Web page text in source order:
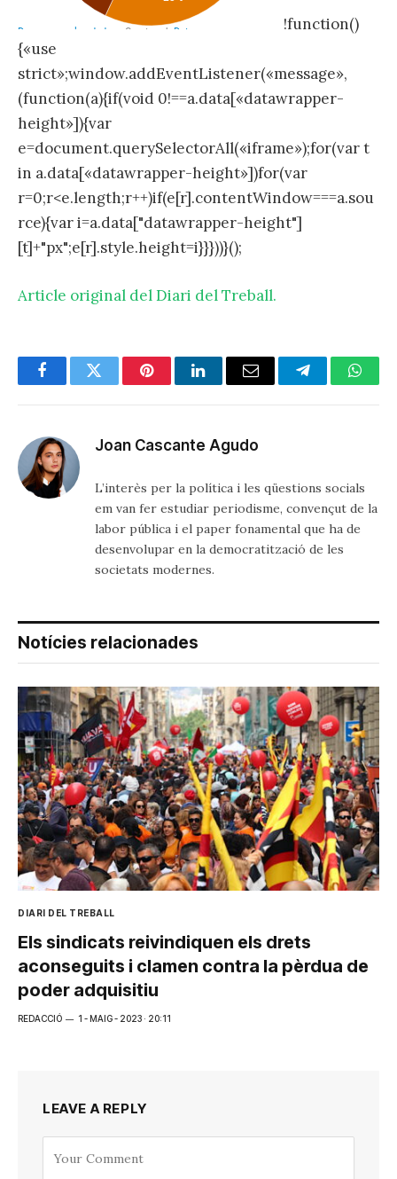
!function()
{«use
strict»;window.addEventListener(«message»,
(function(a){if(void 0!==a.data[«datawrapper-
height»]){var
e=document.querySelectorAll(«iframe»);for(var t
in a.data[«datawrapper-height»])for(var
r=0;r<e.length;r++)if(e[r].contentWindow===a.sou
rce){var i=a.data["datawrapper-height"]
[t]+"px";e[r].style.height=i}}}))}();
Article original del Diari del Treball.
FacebookTwitter PinterestLinkedInEmail Telegram
Joan Cascante Agudo
L’interès per la política i les qüestions socials
em van fer estudiar periodisme, convençut de la
labor pública i el paper fonamental que ha de
desenvolupar en la democratització de les
societats modernes.
Notícies relacionades
DIARI DEL TREBALL
Els sindicats reivindiquen els drets
aconseguits i clamen contra la pèrdua de
poder adquisitiu
REDACCIÓ 1 - MAIG - 2023 · 20:11
LEAVE A REPLY